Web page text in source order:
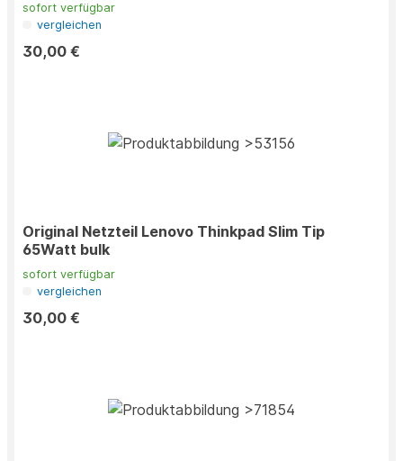
sofort verfügbar
vergleichen
30,00 €
Original Netzteil Lenovo Thinkpad Slim Tip
65Watt bulk
sofort verfügbar
vergleichen
30,00 €